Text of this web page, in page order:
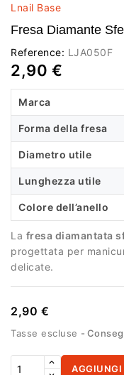
Lnail Base
Fresa Diamante
Reference: LJA050F
2,90 €
Marca
Forma della fresa
Diametro utile
Lunghezza utile
Colore dell’anello
La fresa diamantata
progettata per
delicate.
2,90 €
Tasse escluse
AGGIUNGI